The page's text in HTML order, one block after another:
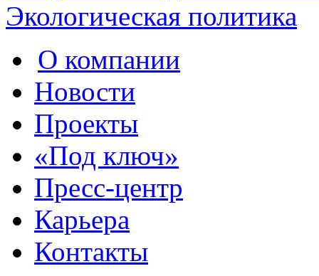
Экологическая политика
О компании
Новости
Проекты
«Под ключ»
Пресс-центр
Карьера
Контакты